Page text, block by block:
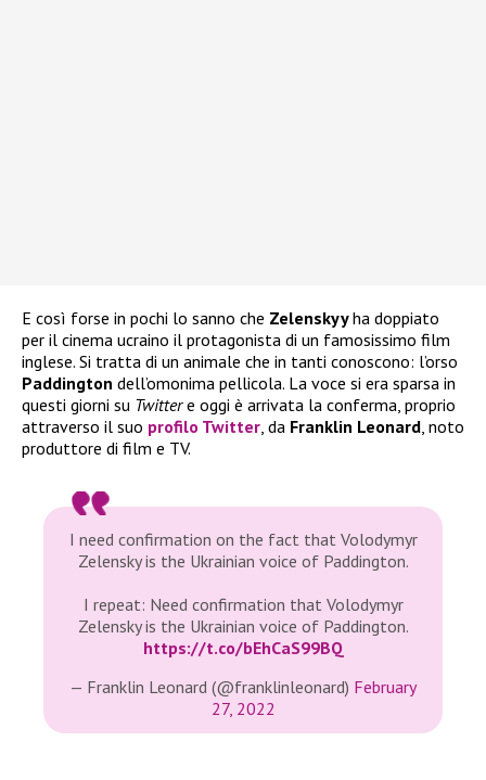
E così forse in pochi lo sanno che Zelenskyyha doppiato
per il cinema ucraino il protagonista di un famosissimo film
inglese. Si tratta di un animale che in tanti conoscono: l’orso
Paddington dell’omonima pellicola. La voce si era sparsa in
questi giorni su Twittere oggi è arrivata la conferma, proprio
attraverso il suo profilo Twitter, da Franklin Leonard, noto
produttore di film e TV.
I need confirmation on the fact that Volodymyr
Zelensky is the Ukrainian voice of Paddington.
I repeat: Need confirmation that Volodymyr
Zelensky is the Ukrainian voice of Paddington.
https://t.co/bEhCaS99BQ
— Franklin Leonard (@franklinleonard) February
27, 2022